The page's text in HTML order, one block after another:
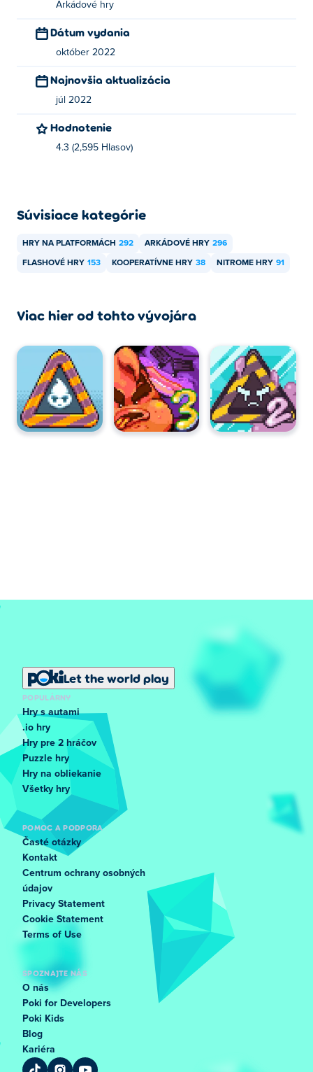
Arkádové hry
Dátum vydania
október 2022
Najnovšia aktualizácia
júl 2022
Hodnotenie
4.3 (2,595 Hlasov)
Súvisiace kategórie
HRY NA PLATFORMÁCH 292 ARKÁDOVÉ HRY 296
FLASHOVÉ HRY 153 KOOPERATÍVNE HRY 38 NITROME HRY 91
Viac hier od tohto vývojára
Let the world play
POPULÁRNY
Hry s autami
.io hry
Hry pre 2 hráčov
Puzzle hry
Hry na obliekanie
Všetky hry
POMOC A PODPORA
Časté otázky
Kontakt
Centrum ochrany osobných
údajov
Privacy Statement
Cookie Statement
Terms of Use
SPOZNAJTE NÁS
O nás
Poki for Developers
Poki Kids
Blog
Kariéra